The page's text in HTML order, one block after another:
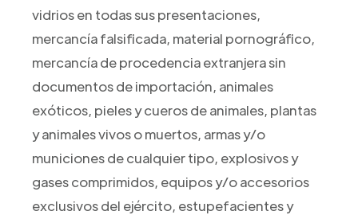
vidrios en todas sus presentaciones,
mercancía falsificada, material pornográfico,
mercancía de procedencia extranjera sin
documentos de importación, animales
exóticos, pieles y cueros de animales, plantas
y animales vivos o muertos, armas y/o
municiones de cualquier tipo, explosivos y
gases comprimidos, equipos y/o accesorios
exclusivos del ejército, estupefacientes y